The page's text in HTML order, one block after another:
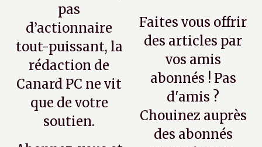
pas
d’actionnaire
tout-puissant, la
rédaction de
Canard PC ne vit
que de votre
soutien.
Faites vous offrir
des articles par
vos amis
abonnés ! Pas
d'amis ?
Chouinez auprès
des abonnés